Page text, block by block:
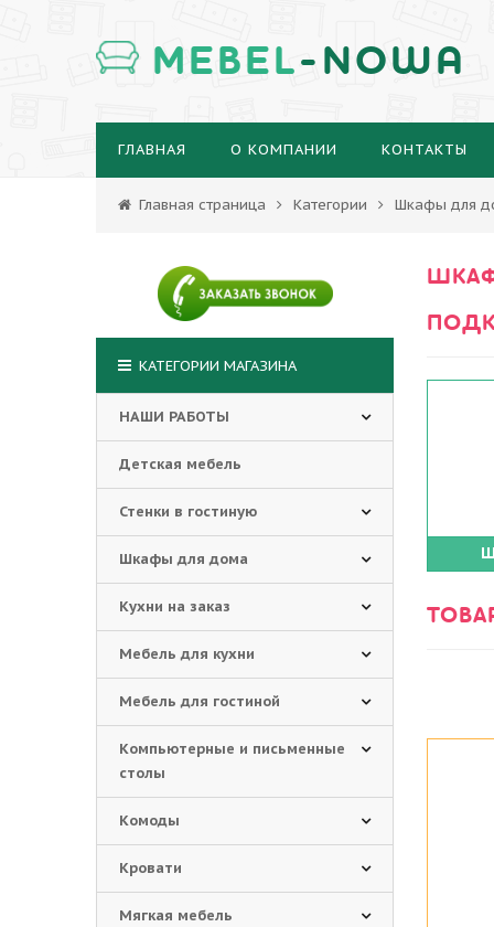
MEBEL-NOWA
ГЛАВНАЯ О КОМПАНИИ КОНТАКТЫ
Главная страница Категории Шкафы для
КАТЕГОРИИ МАГАЗИНА
НАШИ РАБОТЫ
Детская мебель
Стенки в гостиную
Шкафы для дома
Кухни на заказ
Мебель для кухни
Мебель для гостиной
Компьютерные и письменные
столы
Комоды
Кровати
Мягкая мебель